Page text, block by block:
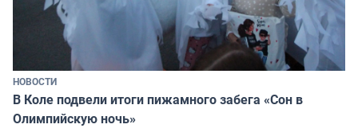
НОВОСТИ
В Коле подвели итоги пижамного забега «Сон в
Олимпийскую ночь»